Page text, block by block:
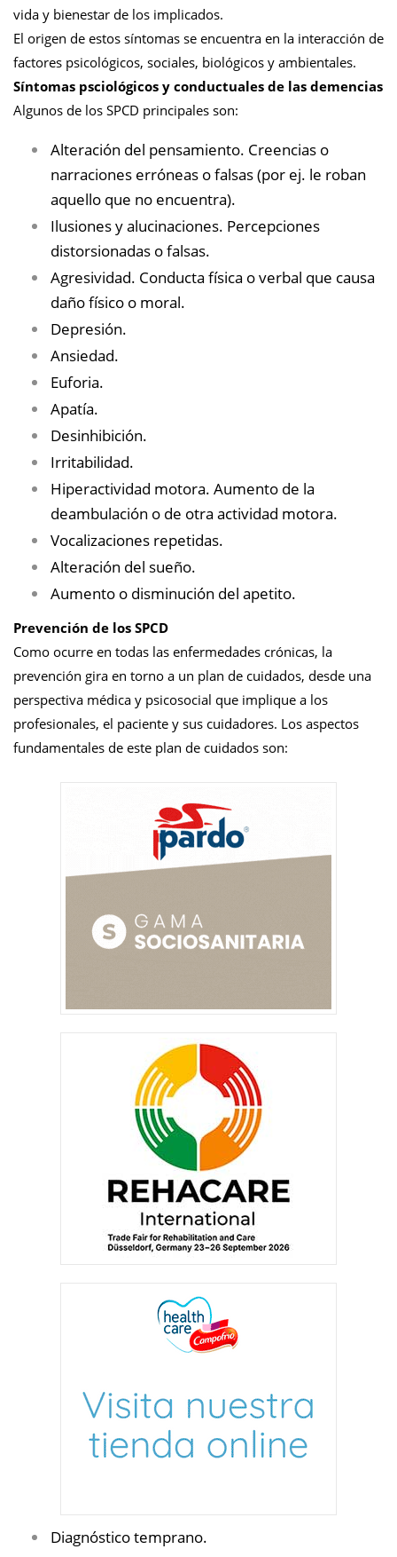
vida y bienestar de los implicados.
El origen de estos síntomas se encuentra en la interacción de
factores psicológicos, sociales, biológicos y ambientales.
Síntomas psciológicos y conductuales de las demencias
Algunos de los SPCD principales son:
Alteración del pensamiento. Creencias o
narraciones erróneas o falsas (por ej. le roban
aquello que no encuentra).
Ilusiones y alucinaciones. Percepciones
distorsionadas o falsas.
Agresividad. Conducta física o verbal que causa
daño físico o moral.
Depresión.
Ansiedad.
Euforia.
Apatía.
Desinhibición.
Irritabilidad.
Hiperactividad motora. Aumento de la
deambulación o de otra actividad motora.
Vocalizaciones repetidas.
Alteración del sueño.
Aumento o disminución del apetito.
Prevención de los SPCD
Como ocurre en todas las enfermedades crónicas, la
prevención gira en torno a un plan de cuidados, desde una
perspectiva médica y psicosocial que implique a los
profesionales, el paciente y sus cuidadores. Los aspectos
fundamentales de este plan de cuidados son:
Diagnóstico temprano.